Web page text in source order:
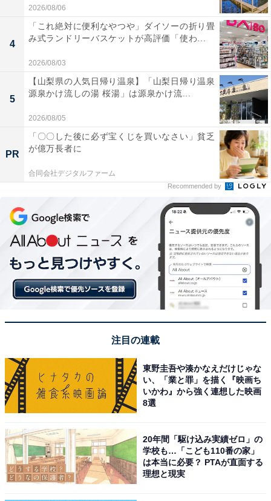
2026/08/06
4
「これ絶対に便利なやつや」ダイソーの折り畳
み式ランドリーバスケットが高評価「使わ...
2026/08/03
5
【山梨県の人気日帰り温泉】「山梨日帰り温泉
源泉かけ流しの湯 桜湯」は源泉かけ流...
2026/08/05
PR
「〇〇した後に必ず宝くじを買いなさい」貧乏
が億万長者に
合同会社デジタルファーム
Recommended by
注目の連載
東野圭吾や湊かなえだけじゃな
い、「業と罪」を描く『映画ち
いかわ』から強く連想した映画
8選
20年間「駆け込み実績ゼロ」の
学校も…「こども110番の家」
は本当に必要？ PTAが直面する
理想と現実